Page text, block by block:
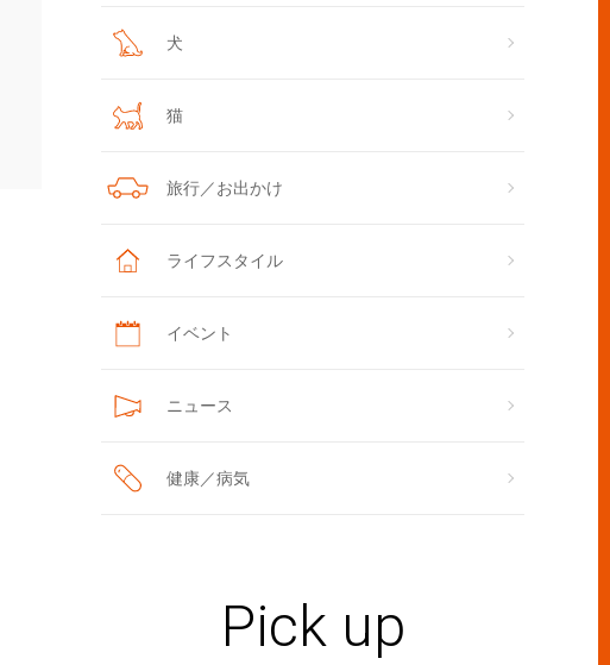
犬
猫
旅行／お出かけ
ライフスタイル
イベント
ニュース
健康／病気
Pick up